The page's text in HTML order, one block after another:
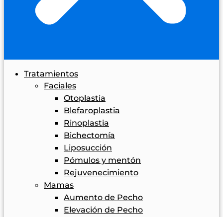
Tratamientos
Faciales
Otoplastia
Blefaroplastia
Rinoplastia
Bichectomía
Liposucción
Pómulos y mentón
Rejuvenecimiento
Mamas
Aumento de Pecho
Elevación de Pecho